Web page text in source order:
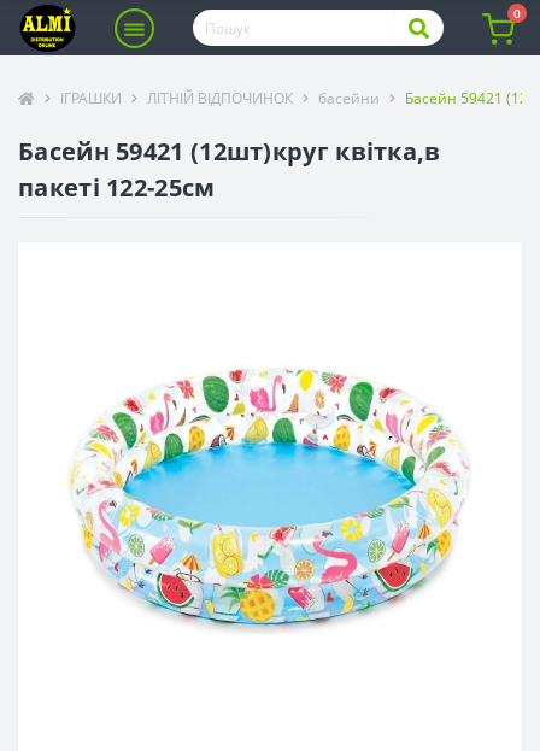
0
ІГРАШКИ ЛІТНІЙ ВІДПОЧИНОК басейни Басейн 59421
Басейн 59421 (12шт)круг квітка,в
пакеті 122-25см